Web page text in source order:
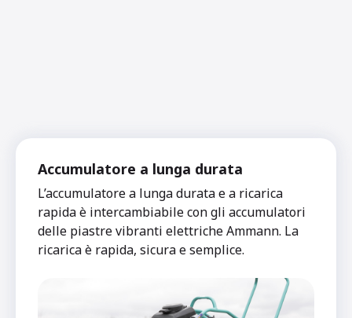
Accumulatore a lunga durata
L’accumulatore a lunga durata e a ricarica
rapida è intercambiabile con gli accumulatori
delle piastre vibranti elettriche Ammann. La
ricarica è rapida, sicura e semplice.